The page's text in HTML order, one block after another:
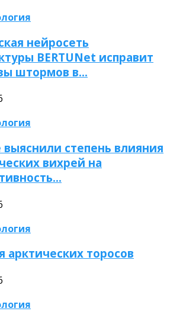
нейросеть
BERTUNet исправит
штормов в…
степень влияния
вихрей на
арктических торосов